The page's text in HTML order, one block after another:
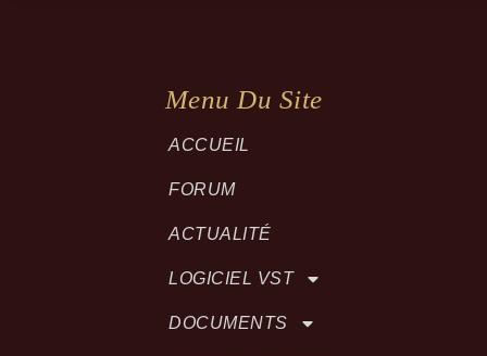
Menu Du Site
ACCUEIL
FORUM
ACTUALITÉ
LOGICIEL VST
DOCUMENTS